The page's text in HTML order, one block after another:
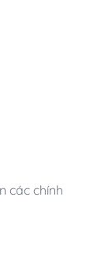
các chính